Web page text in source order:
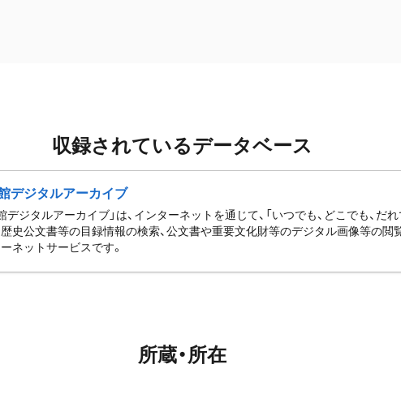
収録されているデータベース
デジタルアーカイブ
デジタルアーカイブ」は、インターネットを通じて、「いつでも、どこでも、だれ
史公文書等の目録情報の検索、公文書や重要文化財等のデジタル画像等の閲
ネットサービスです。
所蔵・所在